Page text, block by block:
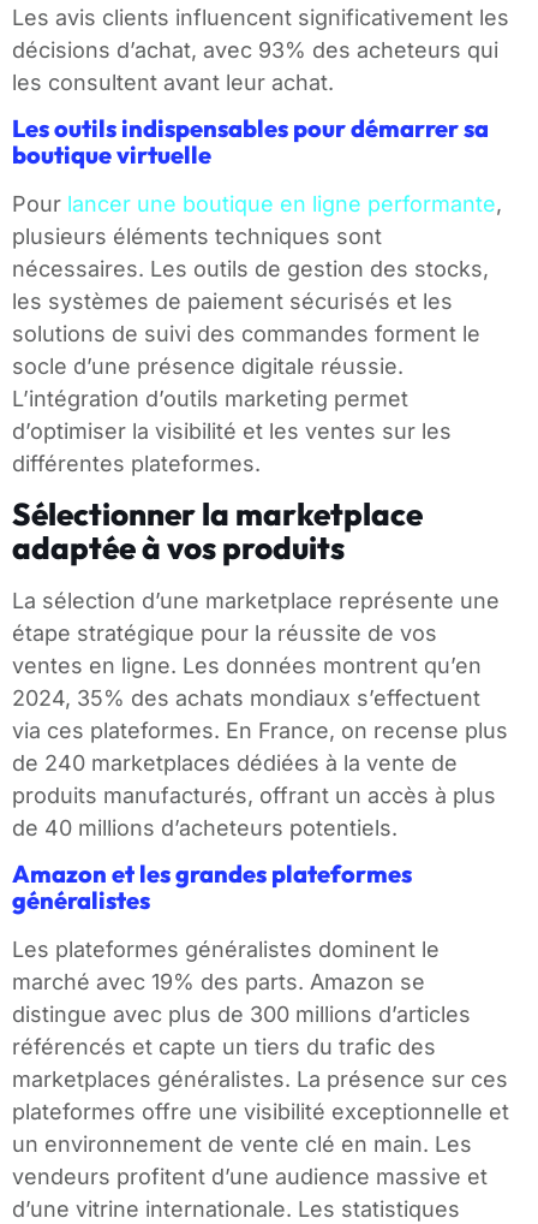
Les avis clients influencent significativement les
décisions d’achat, avec 93% des acheteurs qui
les consultent avant leur achat.
Les outils indispensables pour démarrer sa
boutique virtuelle
Pour lancer une boutique en ligne performante,
plusieurs éléments techniques sont
nécessaires. Les outils de gestion des stocks,
les systèmes de paiement sécurisés et les
solutions de suivi des commandes forment le
socle d’une présence digitale réussie.
L’intégration d’outils marketing permet
d’optimiser la visibilité et les ventes sur les
différentes plateformes.
Sélectionner la marketplace
adaptée à vos produits
La sélection d’une marketplace représente une
étape stratégique pour la réussite de vos
ventes en ligne. Les données montrent qu’en
2024, 35% des achats mondiaux s’effectuent
via ces plateformes. En France, on recense plus
de 240 marketplaces dédiées à la vente de
produits manufacturés, offrant un accès à plus
de 40 millions d’acheteurs potentiels.
Amazon et les grandes plateformes
généralistes
Les plateformes généralistes dominent le
marché avec 19% des parts. Amazon se
distingue avec plus de 300 millions d’articles
référencés et capte un tiers du trafic des
marketplaces généralistes. La présence sur ces
plateformes offre une visibilité exceptionnelle et
un environnement de vente clé en main. Les
vendeurs profitent d’une audience massive et
d’une vitrine internationale. Les statistiques